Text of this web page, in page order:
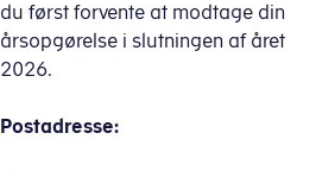
du først forvente at modtage din
årsopgørelse i slutningen af året
2026.
Postadresse: